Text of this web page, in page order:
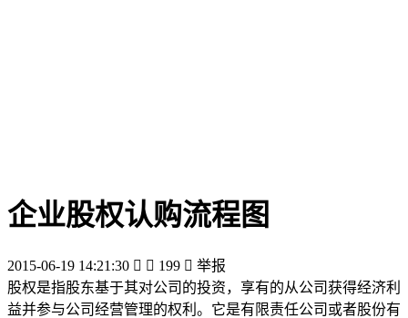
企业股权认购流程图
2015-06-19 14:21:30   199  举报
股权是指股东基于其对公司的投资，享有的从公司获得经济利
益并参与公司经营管理的权利。它是有限责任公司或者股份有